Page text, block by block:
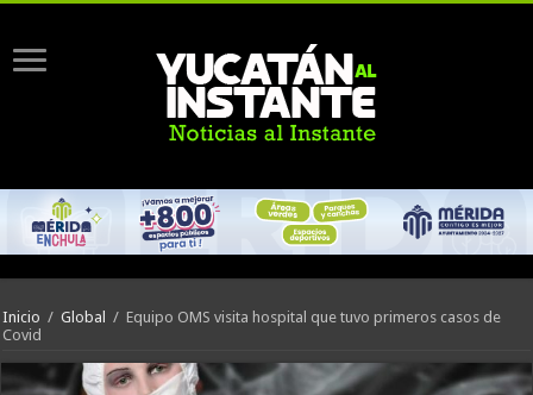
Inicio / Global / Equipo OMS visita hospital que tuvo primeros casos de
Covid